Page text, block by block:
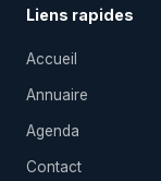
Liens rapides
Accueil
Annuaire
Agenda
Contact